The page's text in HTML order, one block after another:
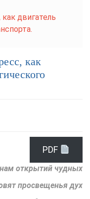
двигатель
как
PDF
открытий чудных
просвещенья дух